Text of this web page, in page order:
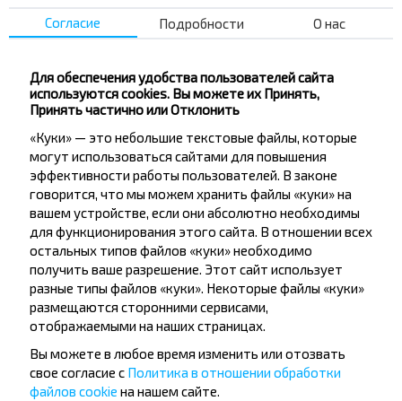
Лучшие маршруты из Лида
Лида → Минск
Лида → Брест
Лида → Барановичи
Лида → Гродно
Хотите
путешествовать
дешевле?
Согласие Подробности О нас
Для обеспечения удобства пользователей сайта
используются cookies. Вы можете их Принять,
Принять частично или Отклонить
«Куки» — это небольшие текстовые файлы, которые
могут использоваться сайтами для повышения
эффективности работы пользователей. В законе
говорится, что мы можем хранить файлы «куки» на
вашем устройстве, если они абсолютно необходимы
для функционирования этого сайта. В отношении всех
остальных типов файлов «куки» необходимо
получить ваше разрешение. Этот сайт использует
разные типы файлов «куки». Некоторые файлы «куки»
размещаются сторонними сервисами,
отображаемыми на наших страницах.
Вы можете в любое время изменить или отозвать
свое согласие с Политика в отношении обработки
файлов cookie на нашем сайте.